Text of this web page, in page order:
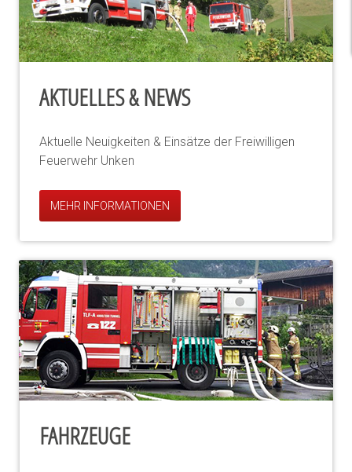
AKTUELLES & NEWS
Aktuelle Neuigkeiten & Einsätze der Freiwilligen
Feuerwehr Unken
MEHR INFORMATIONEN
FAHRZEUGE